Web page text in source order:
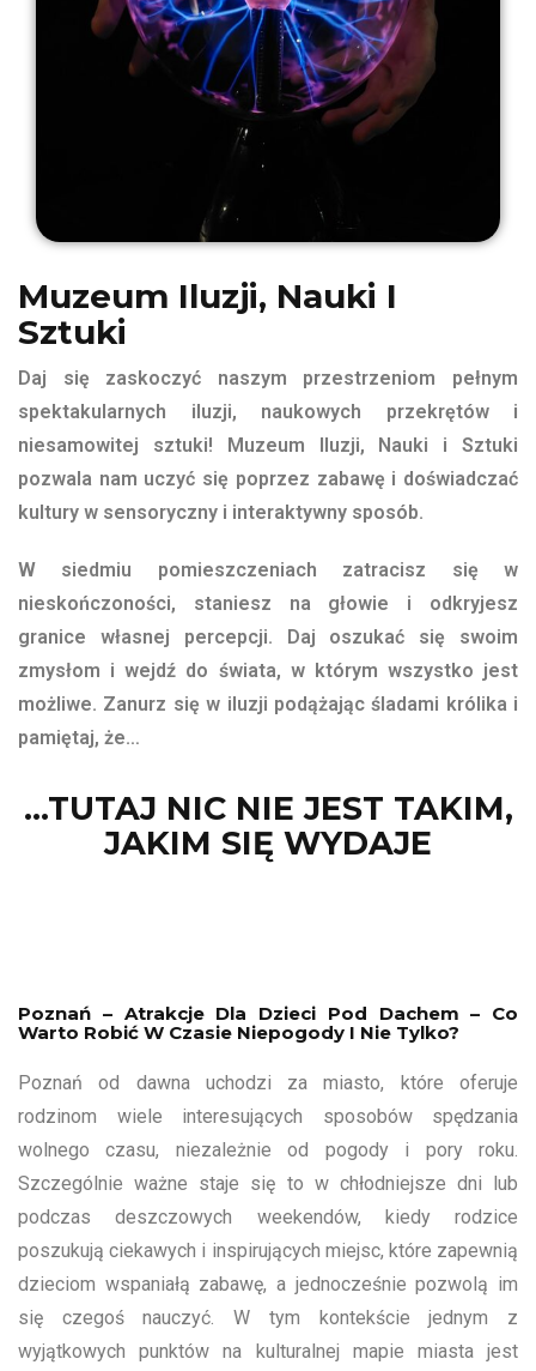
Muzeum Iluzji, Nauki I
Sztuki
Daj się zaskoczyć naszym przestrzeniom pełnym
spektakularnych iluzji, naukowych przekrętów i
niesamowitej sztuki! Muzeum Iluzji, Nauki i Sztuki
pozwala nam uczyć się poprzez zabawę i doświadczać
kultury w sensoryczny i interaktywny sposób.
W siedmiu pomieszczeniach zatracisz się w
nieskończoności, staniesz na głowie i odkryjesz
granice własnej percepcji. Daj oszukać się swoim
zmysłom i wejdź do świata, w którym wszystko jest
możliwe. Zanurz się w iluzji podążając śladami królika i
pamiętaj, że…
...TUTAJ NIC NIE JEST TAKIM,
JAKIM SIĘ WYDAJE
Poznań – Atrakcje Dla Dzieci Pod Dachem – Co
Warto Robić W Czasie Niepogody I Nie Tylko?
Poznań od dawna uchodzi za miasto, które oferuje
rodzinom wiele interesujących sposobów spędzania
wolnego czasu, niezależnie od pogody i pory roku.
Szczególnie ważne staje się to w chłodniejsze dni lub
podczas deszczowych weekendów, kiedy rodzice
poszukują ciekawych i inspirujących miejsc, które zapewnią
dzieciom wspaniałą zabawę, a jednocześnie pozwolą im
się czegoś nauczyć. W tym kontekście jednym z
wyjątkowych punktów na kulturalnej mapie miasta jest